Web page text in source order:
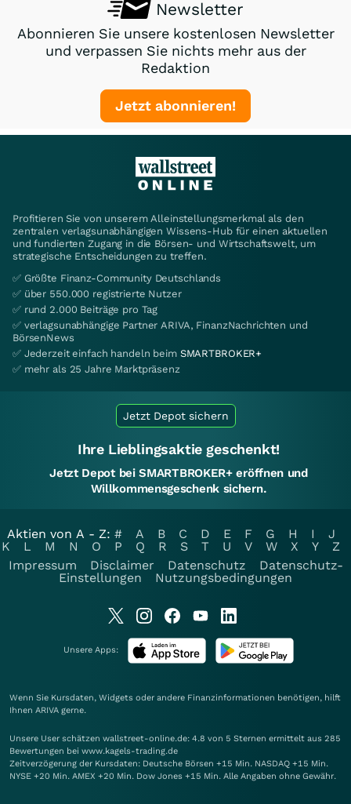
Newsletter
Abonnieren Sie unsere kostenlosen Newsletter
und verpassen Sie nichts mehr aus der
Redaktion
Jetzt abonnieren!
Profitieren Sie von unserem Alleinstellungsmerkmal als den
zentralen verlagsunabhängigen Wissens-Hub für einen aktuellen
und fundierten Zugang in die Börsen- und Wirtschaftswelt, um
strategische Entscheidungen zu treffen.
✅ Größte Finanz-Community Deutschlands
✅ über 550.000 registrierte Nutzer
✅ rund 2.000 Beiträge pro Tag
✅ verlagsunabhängige Partner ARIVA, FinanzNachrichten und
BörsenNews
✅ Jederzeit einfach handeln beim SMARTBROKER+
✅ mehr als 25 Jahre Marktpräsenz
Jetzt Depot sichern
Ihre Lieblingsaktie geschenkt!
Jetzt Depot bei SMARTBROKER+ eröffnen und
Willkommensgeschenk sichern.
Aktien von A - Z: # A B C D E F G H I
J
K
L M N O P Q R S T U V W X Y
Z
Impressum
Disclaimer Datenschutz
Datenschutz-
Einstellungen
Nutzungsbedingungen
Unsere Apps:
Wenn Sie Kursdaten, Widgets oder andere Finanzinformationen benötigen, hilft
Ihnen ARIVA gerne.
Unsere User schätzen wallstreet-online.de: 4.8 von 5 Sternen ermittelt aus 285
Bewertungen bei www.kagels-trading.de
Zeitverzögerung der Kursdaten: Deutsche Börsen +15 Min. NASDAQ +15 Min.
NYSE +20 Min. AMEX +20 Min. Dow Jones +15 Min. Alle Angaben ohne Gewähr.